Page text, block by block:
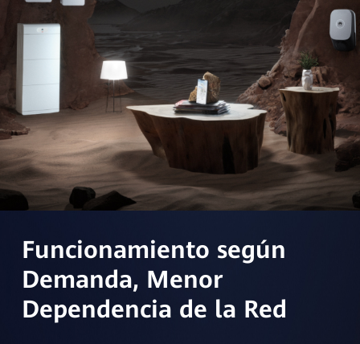
Funcionamiento según
Demanda, Menor
Dependencia de la Red